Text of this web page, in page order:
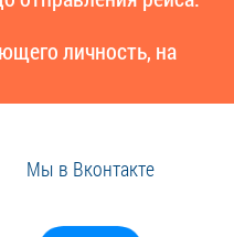
личность, на
Мы в Вконтакте